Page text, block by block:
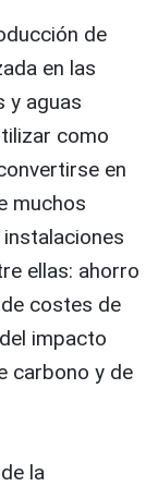
de
en las
y aguas
como
en
muchos
ellas: ahorro
costes de
impacto
carbono y de
la